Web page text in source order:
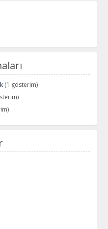
(1 gösterim)